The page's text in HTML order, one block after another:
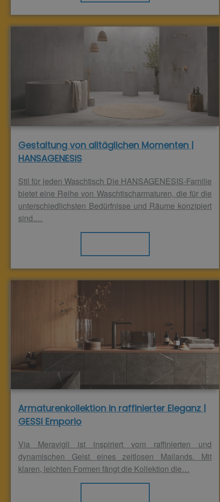
Gestaltung von alltäglichen Momenten |
HANSAGENESIS
Stil für jeden Waschtisch Die HANSAGENESIS-Familie
bietet eine Reihe von Waschtischarmaturen, die für die
unterschiedlichsten Bedürfnisse und Räume konzipiert
sind.…
Armaturenkollektion in raffinierter Eleganz |
GESSI Emporio
Via Meravigli ist inspiriert vom raffinierten und
dynamischen Geist eines zeitlosen Mailands. Mit
klaren, leichten Formen fängt die Kollektion die…